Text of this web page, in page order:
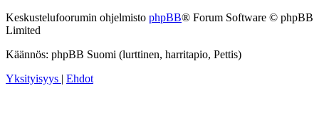
Keskustelufoorumin ohjelmisto phpBB® Forum Software © phpBB
Limited
Käännös: phpBB Suomi (lurttinen, harritapio, Pettis)
Yksityisyys | Ehdot